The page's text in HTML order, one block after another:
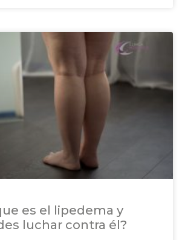
es el lipedema y
luchar contra él?